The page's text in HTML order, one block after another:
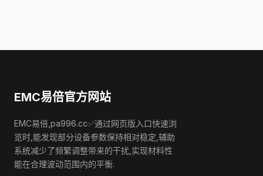
EMC易倍官方网站
EMC易倍,pa996.cc✅通过网页版入口快速浏
览时,能发现部分设备参数保持相对稳定,辅助
系统减少了频繁调整带来的干扰,实现材料性
能在合理波动范围内的平衡.